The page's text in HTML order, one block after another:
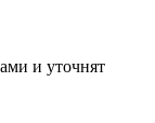
и уточнят